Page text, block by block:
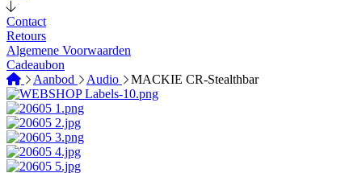
Contact
Retours
Algemene Voorwaarden
Cadeaubon
Aanbod
Audio MACKIE CR-Stealthbar